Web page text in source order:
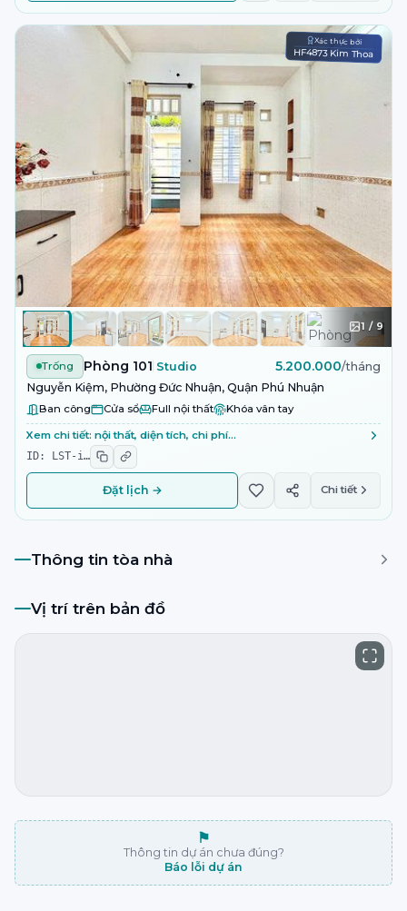
Xác thực bởi
HF4873 Kim Thoa
1 / 9
Trống Phòng 101 Studio 5.200.000/tháng
Nguyễn Kiệm, Phường Đức Nhuận, Quận Phú Nhuận
Ban công Cửa sổ Full nội thất Khóa vân tay
Xem chi tiết: nội thất, diện tích, chi phí…
ID:
LST-i…
Đặt lịch → Chi tiết
Thông tin tòa nhà
Vị trí trên bản đồ
⚑
Thông tin dự án chưa đúng?
Báo lỗi dự án